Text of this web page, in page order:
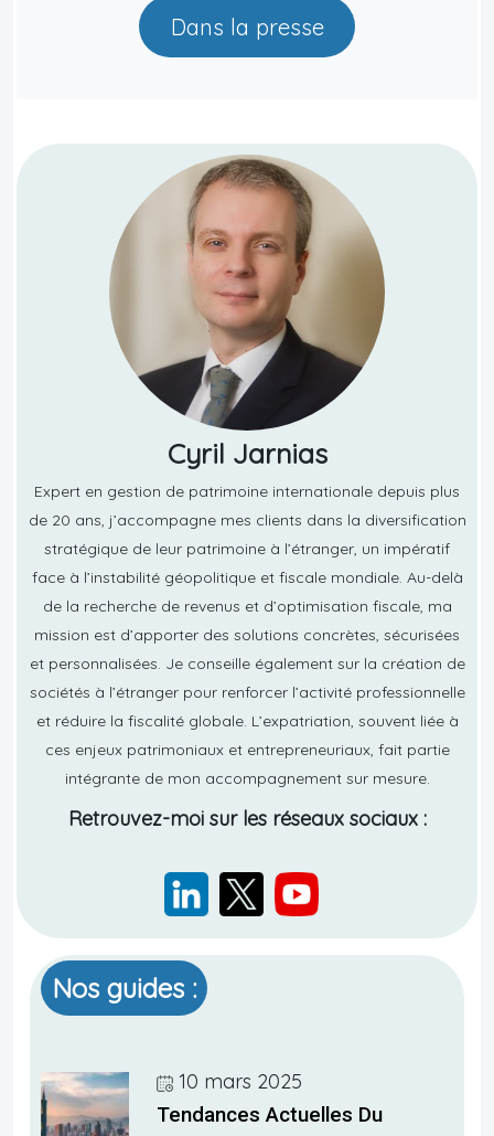
Dans la presse
Cyril Jarnias
Expert en gestion de patrimoine internationale depuis plus
de 20 ans, j’accompagne mes clients dans la diversification
stratégique de leur patrimoine à l’étranger, un impératif
face à l’instabilité géopolitique et fiscale mondiale. Au-delà
de la recherche de revenus et d’optimisation fiscale, ma
mission est d’apporter des solutions concrètes, sécurisées
et personnalisées. Je conseille également sur la création de
sociétés à l’étranger pour renforcer l’activité professionnelle
et réduire la fiscalité globale. L’expatriation, souvent liée à
ces enjeux patrimoniaux et entrepreneuriaux, fait partie
intégrante de mon accompagnement sur mesure.
Retrouvez-moi sur les réseaux sociaux :
Nos guides :
10 mars 2025
Tendances Actuelles Du